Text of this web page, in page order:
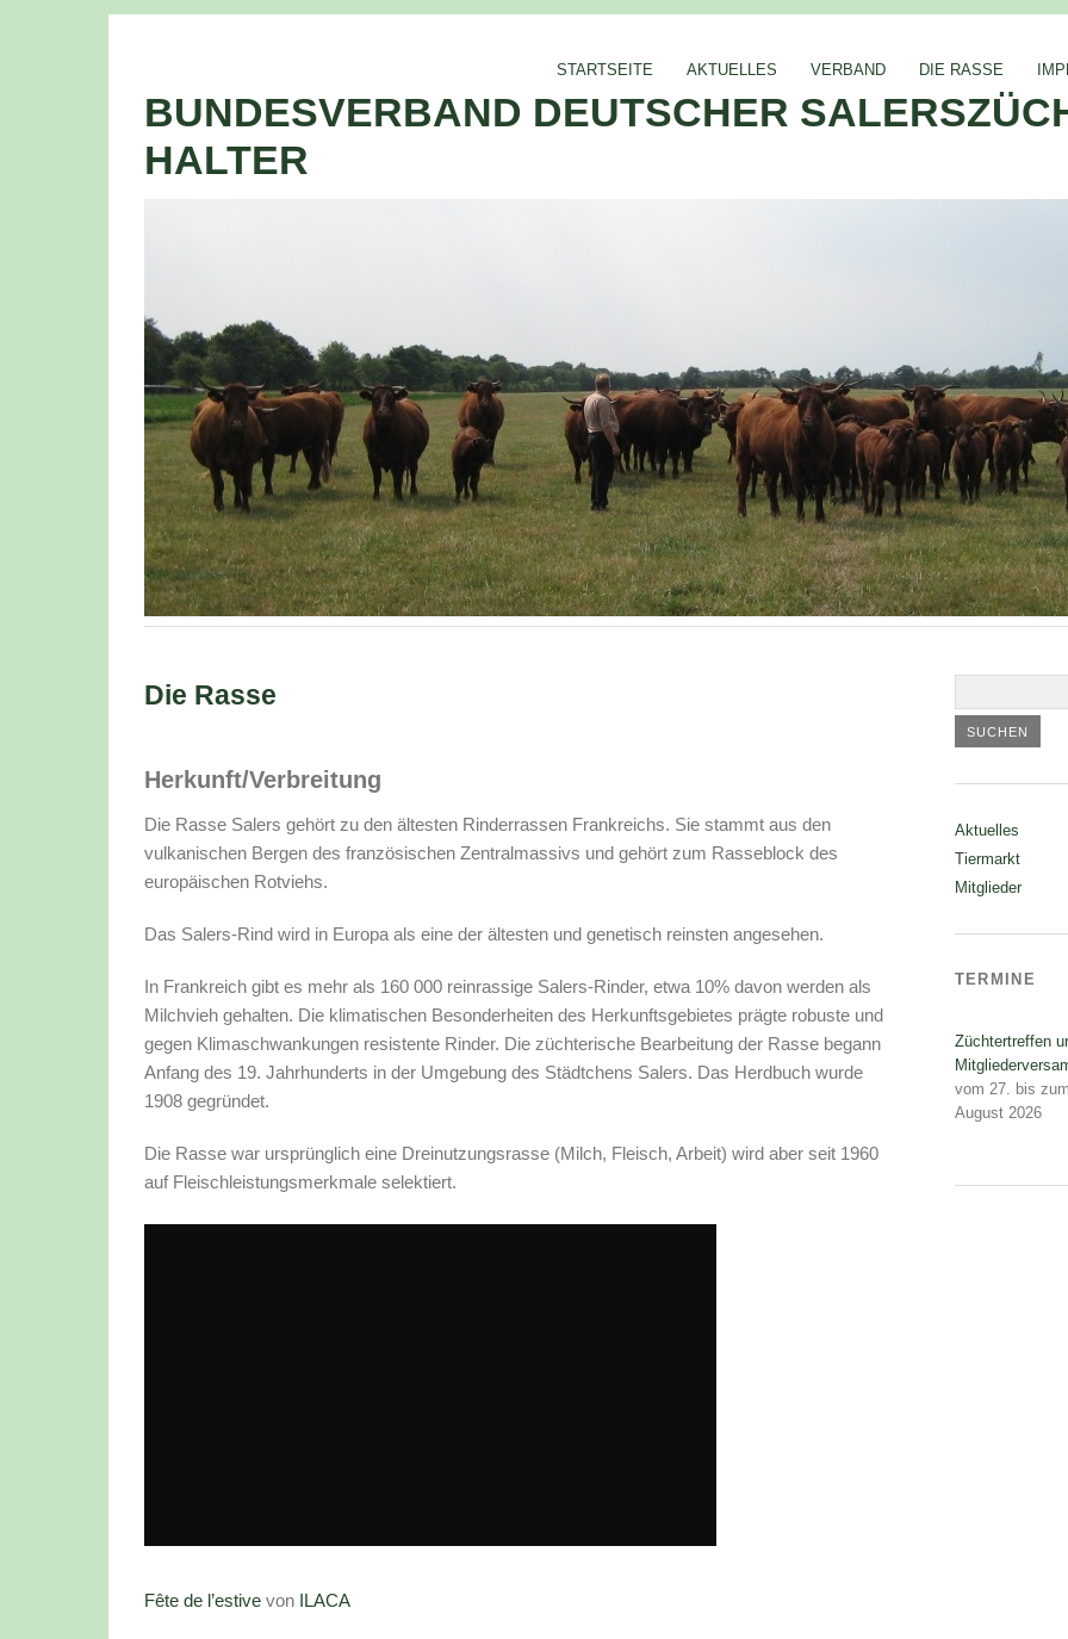
STARTSEITE AKTUELLES VERBAND DIE RASSE
BUNDESVERBAND DEUTSCHER
HALTER
Die Rasse
Herkunft/Verbreitung
Die Rasse Salers gehört zu den ältesten Rinderrassen Frankreichs. Sie stammt aus den
vulkanischen Bergen des französischen Zentralmassivs und gehört zum Rasseblock des
europäischen Rotviehs.
Das Salers-Rind wird in Europa als eine der ältesten und genetisch reinsten angesehen.
In Frankreich gibt es mehr als 160 000 reinrassige Salers-Rinder, etwa 10% davon werden als
Milchvieh gehalten. Die klimatischen Besonderheiten des Herkunftsgebietes prägte robuste und
gegen Klimaschwankungen resistente Rinder. Die züchterische Bearbeitung der Rasse begann
Anfang des 19. Jahrhunderts in der Umgebung des Städtchens Salers. Das Herdbuch wurde
1908 gegründet.
Die Rasse war ursprünglich eine Dreinutzungsrasse (Milch, Fleisch, Arbeit) wird aber seit 1960
auf Fleischleistungsmerkmale selektiert.
Fête de l’estive von ILACA
Aktuelles
Tiermarkt
Mitglieder
TERMINE
Züchtertreffen
vom 27. bis
August 2026